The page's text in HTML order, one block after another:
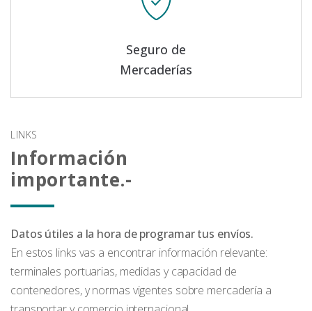
Seguro de
Mercaderías
LINKS
Información
importante.-
Datos útiles a la hora de programar tus envíos.
En estos links vas a encontrar información relevante:
terminales portuarias, medidas y capacidad de
contenedores, y normas vigentes sobre mercadería a